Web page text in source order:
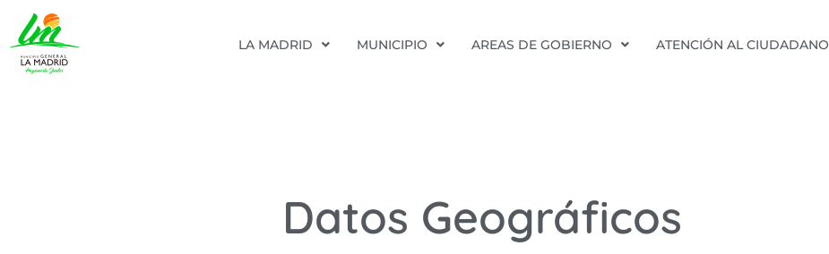
LA MADRID MUNICIPIO AREAS DE GOBIERNO ATENCIÓN AL CIUDADANO
Datos Geográficos